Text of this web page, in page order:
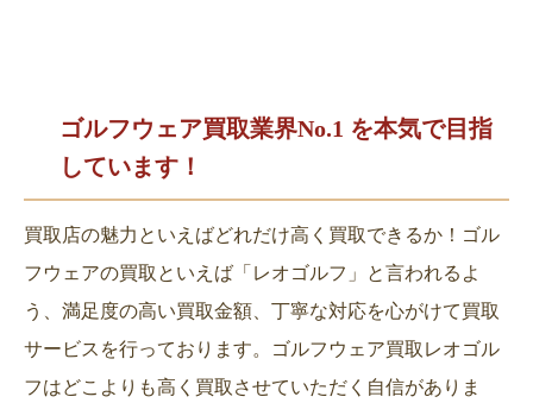
ゴルフウェア買取業界No.1 を本気で目指
しています！
買取店の魅力といえばどれだけ高く買取できるか！ゴル
フウェアの買取といえば「レオゴルフ」と言われるよ
う、満足度の高い買取金額、丁寧な対応を心がけて買取
サービスを行っております。ゴルフウェア買取レオゴル
フはどこよりも高く買取させていただく自信がありま